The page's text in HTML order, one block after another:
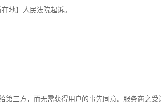
地】人民法院起诉。
第三方，而无需获得用户的事先同意。服务商之受